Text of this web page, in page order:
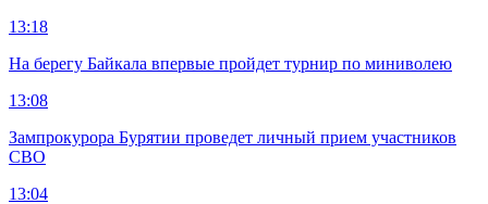
13:18
На берегу Байкала впервые пройдет турнир по миниволею
13:08
Зампрокурора Бурятии проведет личный прием участников
СВО
13:04